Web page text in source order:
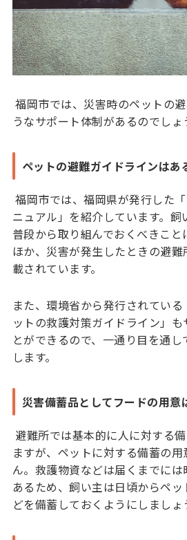
福岡市では、災害時のペットの
うなサポート体制があるのでしょ
ペットの避難ガイドラインはあ
福岡市では、福岡県が発行した
ニュアル」を紹介しています。飼
普段から取り組んでおくべきこ
ほか、災害が発生したときの避
載されています。
また、環境省から発行されてい
ットの救護対策ガイドライン」
とができるので、一通り目を通
します。
災害備蓄品としてフードの用意
避難所では基本的に人に対する
ますが、ペットに対する備蓄の
ん。救護物資などは届くまでに
あるため、飼い主は日頃からペ
どを備蓄しておくようにしましょ